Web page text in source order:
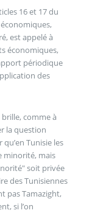
16 et 17 du
est appelé à
économiques,
périodique
des
comme à
la question
Tunisie les
minorité, mais
soit privée
des Tunisiennes
pas Tamazight,
si l’on